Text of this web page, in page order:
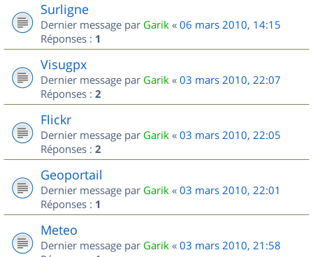
Surligne
Dernier message par Garik « 06 mars 2010, 14:15
Réponses : 1
Visugpx
Dernier message par Garik « 03 mars 2010, 22:07
Réponses : 2
Flickr
Dernier message par Garik « 03 mars 2010, 22:05
Réponses : 2
Geoportail
Dernier message par Garik « 03 mars 2010, 22:01
Réponses : 1
Meteo
Dernier message par Garik « 03 mars 2010, 21:58